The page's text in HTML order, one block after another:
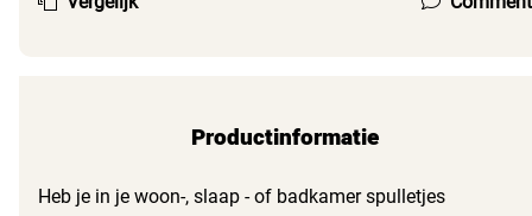
Productinformatie
Heb je in je woon-, slaap - of badkamer spulletjes